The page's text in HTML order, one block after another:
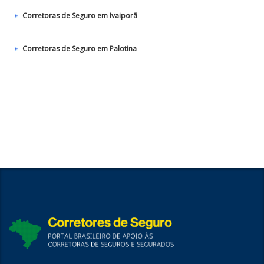
Corretoras de Seguro em Ivaiporã
Corretoras de Seguro em Palotina